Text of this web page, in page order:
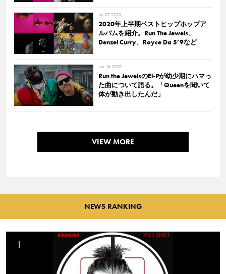
Jul. 07 2020
2020年上半期ベストヒップホップア
ルバムを紹介。Run The Jewels、
Denzel Curry、Royce Da 5’9など
Jun. 16 2020
Run the JewelsのEl-Pが幼少期にハマっ
た曲について語る。「Queenを聞いて
体が動き出したんだ」
VIEW MORE
NEWS RANKING